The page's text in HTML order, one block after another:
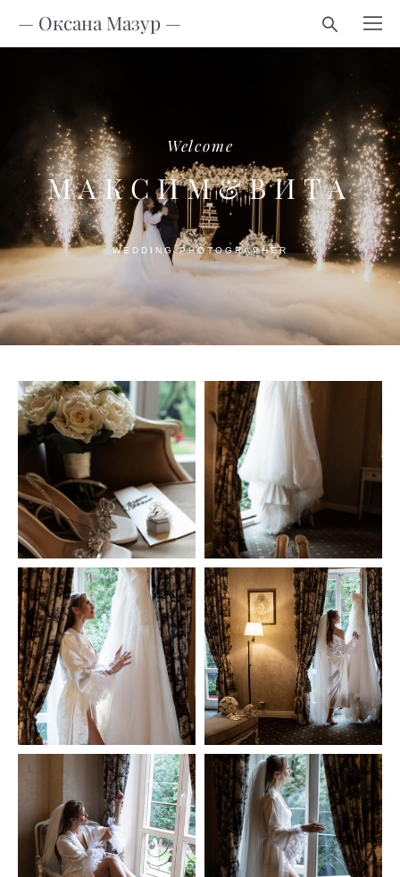
— Оксана Мазур —
Welcome
МАКСИМ&ВИТА
WEDDING PHOTOGRAPHER